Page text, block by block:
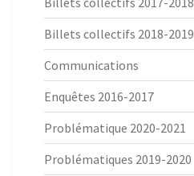
Billets collectifs 2018-2019
Communications
Enquêtes 2016-2017
Problématique 2020-2021
Problématiques 2019-2020